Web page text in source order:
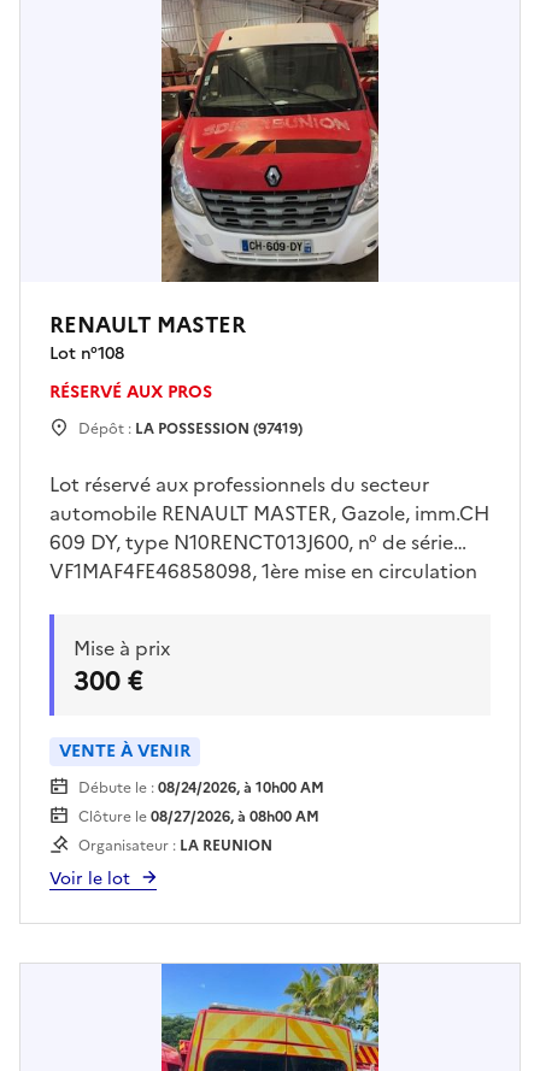
RENAULT MASTER
Lot n°108
RÉSERVÉ AUX PROS
Dépôt : LA POSSESSION (97419)
Lot réservé aux professionnels du secteur
automobile RENAULT MASTER, Gazole, imm.CH
609 DY, type N10RENCT013J600, n° de série
VF1MAF4FE46858098, 1ère mise en circulation
cv, 05 placesVéhicule vendu en l'état. Voir
conditions de visite auprès du lieu de
dépôt.Enlèvement sur plateau obligatoire.Pour
retirer le véhicule, le bon d'enlèvement imprimé
sera requis.
Mise à prix
300 €
VENTE À VENIR
Débute le :08/24/2026, à 10h00 AM
Clôture le08/27/2026, à 08h00 AM
Organisateur : LA REUNION
Voir le lot